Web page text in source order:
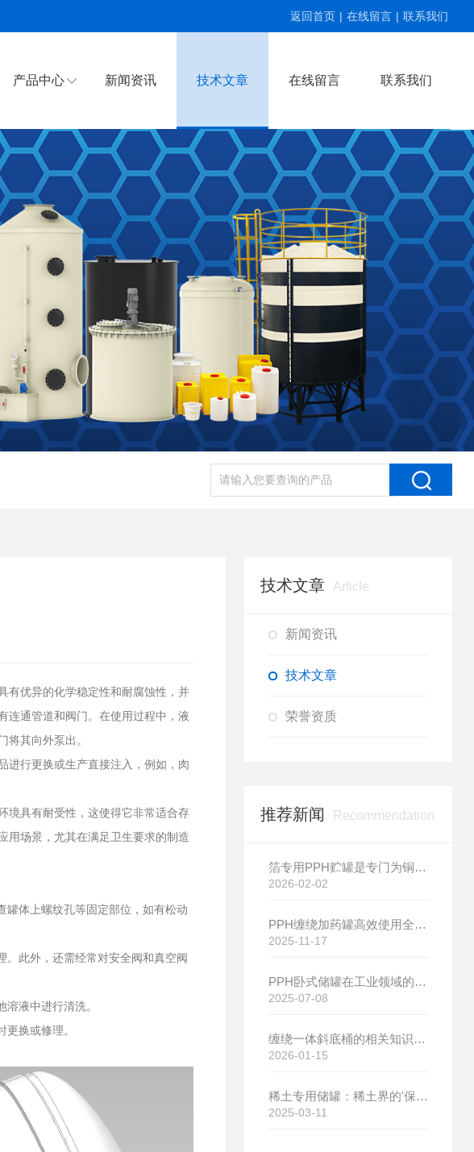
返回首页 | 在线留言 | 联系我们
产品中心 新闻资讯 技术文章 在线留言 联系我们
优异的化学稳定性和耐腐蚀性，并
连通管道和阀门。在使用过程中，液
其向外泵出。
行更换或生产直接注入，例如，肉
具有耐受性，这使得它非常适合存
用场景，尤其在满足卫生要求的制造
体上螺纹孔等固定部位，如有松动
此外，还需经常对安全阀和真空阀
液中进行清洗。
换或修理。
技术文章 Article
新闻资讯
技术文章
荣誉资质
推荐新闻 Recommendation
箔专用PPH贮罐是专门为铜箔生产工艺量身打造的存储设备
2026-02-02
PPH缠绕加药罐高效使用全指南：从安装到维护的实用技巧
2025-11-17
PPH卧式储罐在工业领域的应用与设计要点解析
2025-07-08
缠绕一体斜底桶的相关知识介绍
2026-01-15
稀土专用储罐：稀土界的'保鲜盒'，让稀土更耐用、更值钱！
2025-03-11